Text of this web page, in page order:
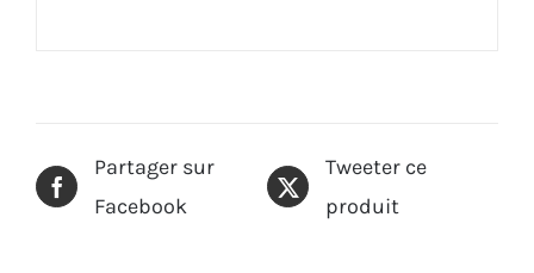
Partager sur
Facebook
Tweeter ce
produit